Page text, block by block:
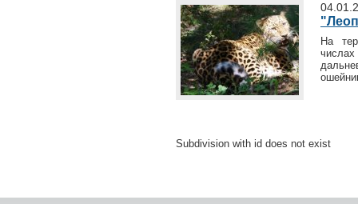
На
Subdivision with id does not exist